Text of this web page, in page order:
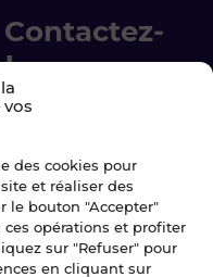
des cookies pour
et réaliser des
le bouton "Accepter"
opérations et profiter
sur "Refuser" pour
en cliquant sur
là pour vous
34